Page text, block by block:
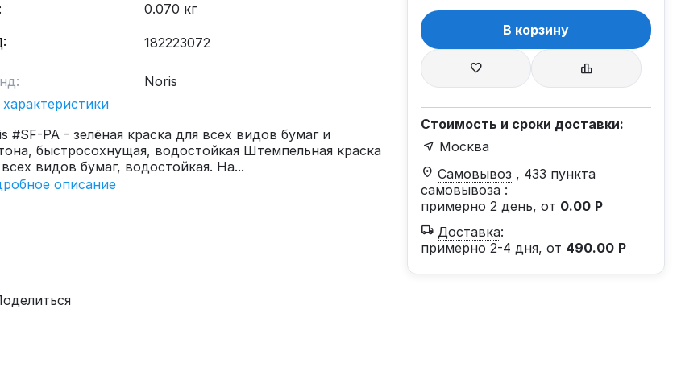
0.070 кг
182223072
Noris
#SF-PA - зелёная краска для всех видов бумаг и
быстросохнущая, водостойкая Штемпельная краска
видов бумаг, водостойкая. На...
описание
В корзину
Стоимость и сроки доставки:
Москва
Самовывоз , 433 пункта
самовывоза :
примерно 2 день, от 0.00 Р
Доставка:
примерно 2-4 дня, от 490.00 Р